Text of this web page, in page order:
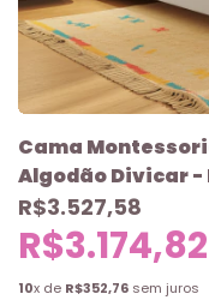
Cama
Algodão Divicar -
R$3.527,58
R$3.174,82
10x de R$352,76 sem juros